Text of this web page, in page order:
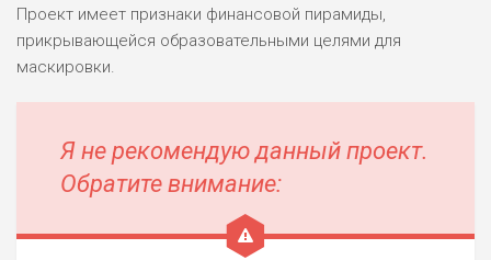
Проект имеет признаки финансовой пирамиды,
прикрывающейся образовательными целями для
маскировки.
Я не рекомендую данный проект.
Обратите внимание: